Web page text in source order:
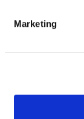
Marketing
Ärzte und